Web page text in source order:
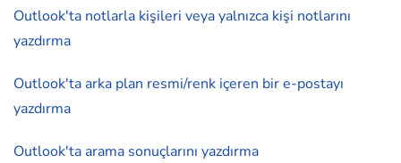
Outlook'ta notlarla kişileri veya yalnızca kişi notlarını
yazdırma
Outlook'ta arka plan resmi/renk içeren bir e-postayı
yazdırma
Outlook'ta arama sonuçlarını yazdırma